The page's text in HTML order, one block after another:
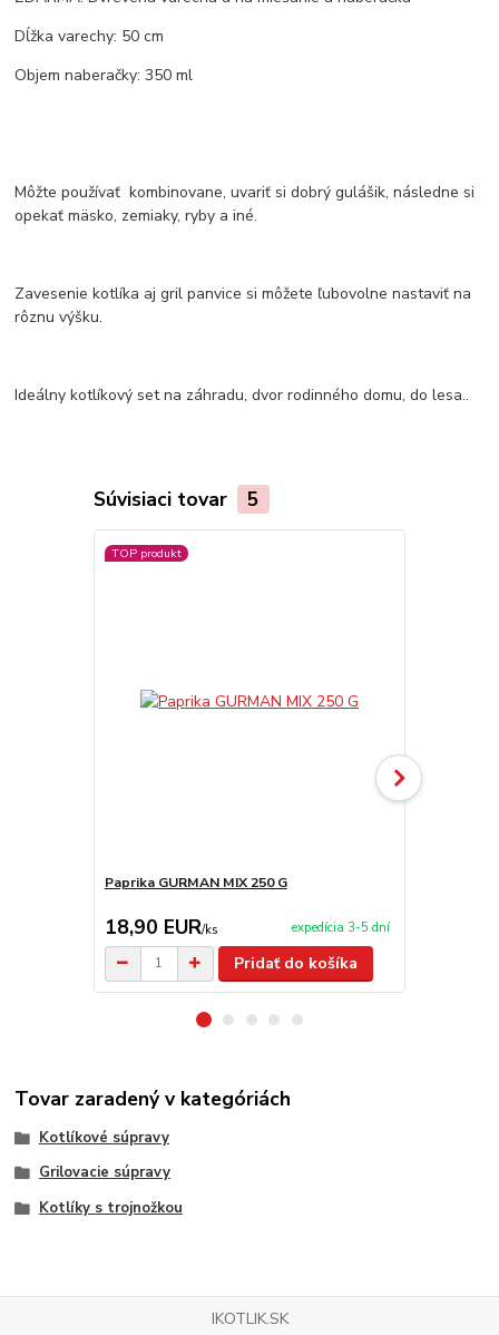
Dĺžka varechy: 50 cm
Objem naberačky: 350 ml
Môžte používať kombinovane, uvariť si dobrý gulášik, následne si
opekať mäsko, zemiaky, ryby a iné.
Zavesenie kotlíka aj gril panvice si môžete ľubovolne nastaviť na
rôznu výšku.
Ideálny kotlíkový set na záhradu, dvor rodinného domu, do lesa..
Súvisiaci tovar 5
TOP produkt
Paprika GURMAN MIX 250 G
18,90 EUR/ks expedícia 3-5 dní
Pridať do košíka
Tovar zaradený v kategóriách
Kotlíkové súpravy
Grilovacie súpravy
Kotlíky s trojnožkou
IKOTLIK.SK